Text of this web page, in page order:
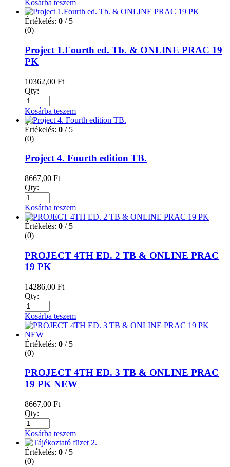
Kosárba teszem
Értékelés: 0 / 5
(0)
Project 1.Fourth ed. Tb. & ONLINE PRAC 19
PK
10362,00 Ft
Qty:
Kosárba teszem
Értékelés: 0 / 5
(0)
Project 4. Fourth edition TB.
8667,00 Ft
Qty:
Kosárba teszem
Értékelés: 0 / 5
(0)
PROJECT 4TH ED. 2 TB & ONLINE PRAC
19 PK
14286,00 Ft
Qty:
Kosárba teszem
Értékelés: 0 / 5
(0)
PROJECT 4TH ED. 3 TB & ONLINE PRAC
19 PK NEW
8667,00 Ft
Qty:
Kosárba teszem
Értékelés: 0 / 5
(0)